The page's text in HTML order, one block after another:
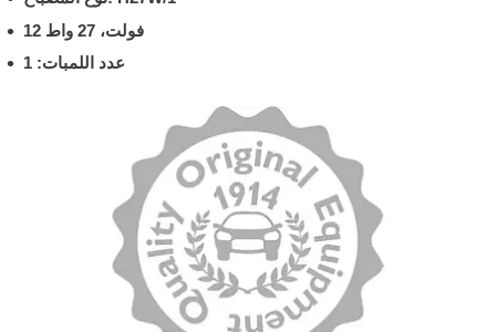
12 فولت، 27 واط
عدد اللمبات: 1